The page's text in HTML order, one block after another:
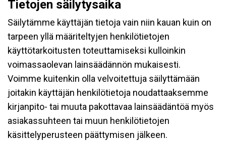
Tietojen säilytysaika
Säilytämme käyttäjän tietoja vain niin kauan kuin on
tarpeen yllä määriteltyjen henkilötietojen
käyttötarkoitusten toteuttamiseksi kulloinkin
voimassaolevan lainsäädännön mukaisesti.
Voimme kuitenkin olla velvoitettuja säilyttämään
joitakin käyttäjän henkilötietoja noudattaaksemme
kirjanpito- tai muuta pakottavaa lainsäädäntöä myös
asiakassuhteen tai muun henkilötietojen
käsittelyperusteen päättymisen jälkeen.